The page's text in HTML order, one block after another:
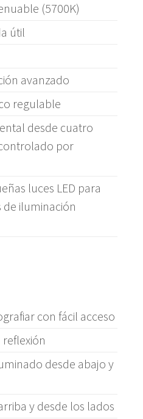
(5700K)
útil
avanzado
regulable
desde cuatro
por
luces LED para
iluminación
con fácil acceso
desde abajo y
y desde los lados